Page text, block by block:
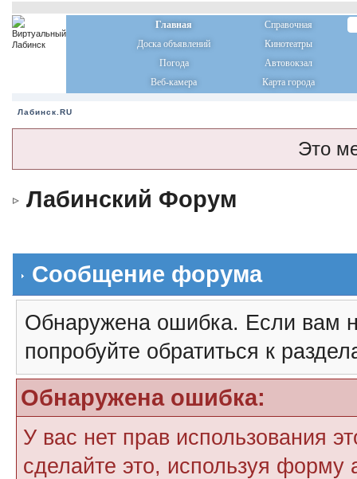
Главная
Справочная
Доска объявлений
Кинотеатры
Погода
Автовокзал
Веб-камера
Карта города
Лабинск.RU
Это
Лабинский Форум
Сообщение форума
Обнаружена ошибка. Если вам
попробуйте обратиться к
Обнаружена ошибка:
У вас нет прав использования
сделайте это, используя форму